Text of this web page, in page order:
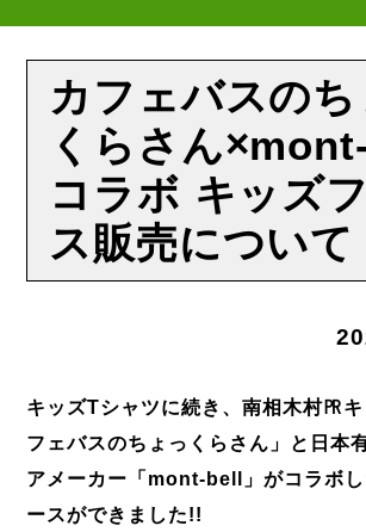
カフェバスのち
くらさん
コラボ キッズ
ス販売について
キッズTシャツに続き、南相木村㏚
フェバスのちょっくらさん」と日本
アメーカー「mont-bell」がコラボし
ースができました!!